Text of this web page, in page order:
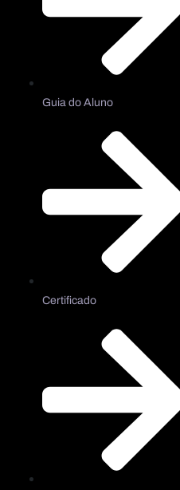
Guia do Aluno
Certificado